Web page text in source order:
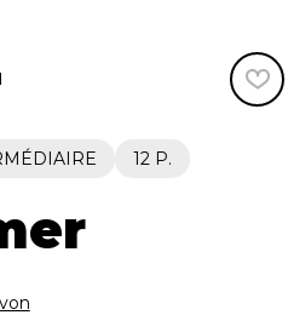
Quatuor de saxophones
12 P.